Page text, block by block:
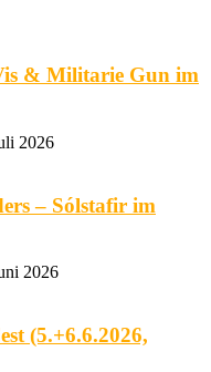
& Militarie Gun im
2026
– Sólstafir im
2026
(5.+6.6.2026,